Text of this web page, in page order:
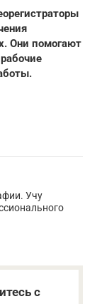
Они помогают
Учу
с